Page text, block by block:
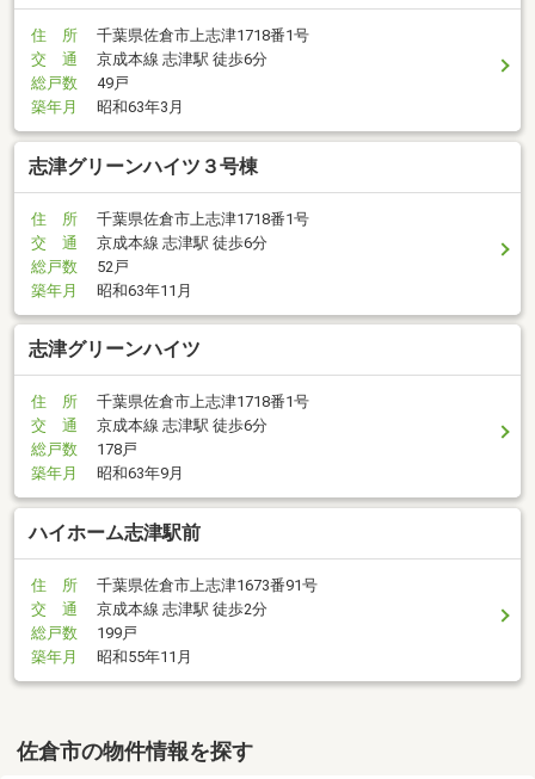
住 所
千葉県佐倉市上志津1718番1号
交 通
京成本線 志津駅 徒歩6分
総戸数
49戸
築年月
昭和63年3月
志津グリーンハイツ３号棟
住 所
千葉県佐倉市上志津1718番1号
交 通
京成本線 志津駅 徒歩6分
総戸数
52戸
築年月
昭和63年11月
志津グリーンハイツ
住 所
千葉県佐倉市上志津1718番1号
交 通
京成本線 志津駅 徒歩6分
総戸数
178戸
築年月
昭和63年9月
ハイホーム志津駅前
住 所
千葉県佐倉市上志津1673番91号
交 通
京成本線 志津駅 徒歩2分
総戸数
199戸
築年月
昭和55年11月
佐倉市の物件情報を探す